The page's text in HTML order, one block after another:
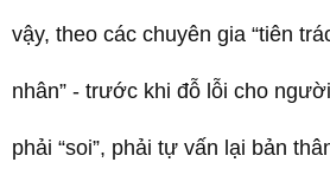
vậy, theo các chuyên gia “tiên
nhân” - trước khi đỗ lỗi cho
phải “soi”, phải tự vấn lại bản